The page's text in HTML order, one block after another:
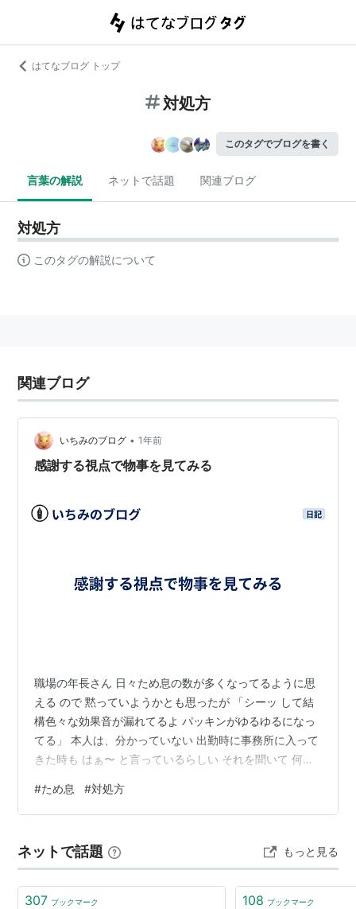
はてなブログ トップ
対処方
このタグでブログを書く
言葉の解説 ネットで話題 関連ブログ
対処方
このタグの解説について
関連ブログ
いちみのブログ • 1年前
感謝する視点で物事を見てみる
職場の年長さん 日々ため息の数が多くなってるように思
える ので 黙っていようかとも思ったが 「シーッ して結
構色々な効果音が漏れてるよ パッキンがゆるゆるになっ
てる」 本人は、分かっていない 出勤時に事務所に入って
きた時も はぁ〜 と言っているらしい それを聞いて 何に
いるので 爆発間近なんじゃないかとも思える 大丈夫か
な？ 毎日 何度もため息を耳にすると ストレスを感じる
する視点で見る 事にしてみました。 お読みいただきあり
がとうございます。 ランキング参加中【公式】2024年開
設ブログ…
#ため息 #対処方
ネットで話題 もっと見る
307 ブックマーク 108 ブックマーク